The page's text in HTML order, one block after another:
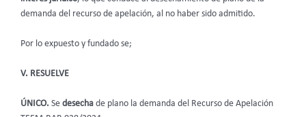
demanda del recurso de apelación, al no haber sido admitido.
Por lo expuesto y fundado se;
V. RESUELVE
ÚNICO. Se desecha de plano la demanda del Recurso de Apelación